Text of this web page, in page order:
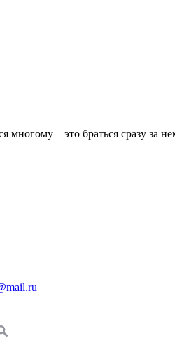
многому – это браться сразу за